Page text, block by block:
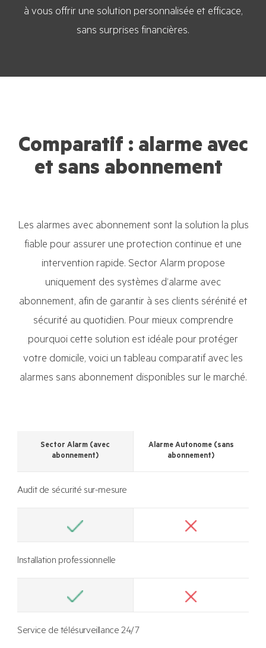
à vous offrir une solution personnalisée et efficace,
sans surprises financières.
Comparatif : alarme avec
et sans abonnement
Les alarmes avec abonnement sont la solution la plus
fiable pour assurer une protection continue et une
intervention rapide. Sector Alarm propose
uniquement des systèmes d’alarme avec
abonnement, afin de garantir à ses clients sérénité et
sécurité au quotidien. Pour mieux comprendre
pourquoi cette solution est idéale pour protéger
votre domicile, voici un tableau comparatif avec les
alarmes sans abonnement disponibles sur le marché.
Sector Alarm (avec
abonnement)
Alarme Autonome (sans
abonnement)
Audit de sécurité sur-mesure
Installation professionnelle
Service de télésurveillance 24/7